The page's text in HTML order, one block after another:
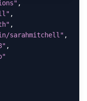
,
,
,
sarahmitchell" ,
,